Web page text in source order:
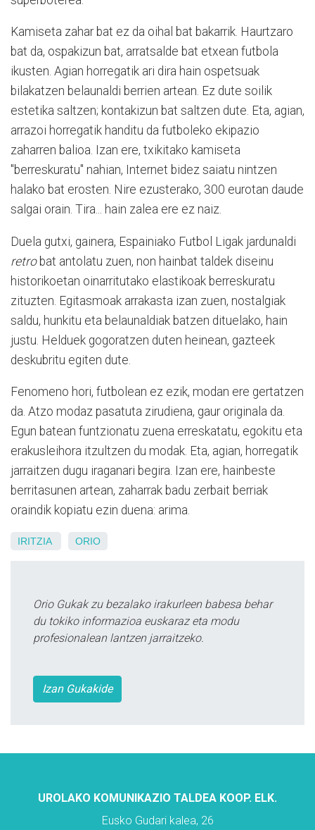
Kamiseta zahar bat ez da oihal bat bakarrik. Haurtzaro
bat da, ospakizun bat, arratsalde bat etxean futbola
ikusten. Agian horregatik ari dira hain ospetsuak
bilakatzen belaunaldi berrien artean. Ez dute soilik
estetika saltzen; kontakizun bat saltzen dute. Eta, agian,
arrazoi horregatik handitu da futboleko ekipazio
zaharren balioa. Izan ere, txikitako kamiseta
"berreskuratu" nahian, Internet bidez saiatu nintzen
halako bat erosten. Nire ezusterako, 300 eurotan daude
salgai orain. Tira... hain zalea ere ez naiz.
Duela gutxi, gainera, Espainiako Futbol Ligak jardunaldi
retrobat antolatu zuen, non hainbat taldek diseinu
historikoetan oinarritutako elastikoak berreskuratu
zituzten. Egitasmoak arrakasta izan zuen, nostalgiak
saldu, hunkitu eta belaunaldiak batzen dituelako, hain
justu. Helduek gogoratzen duten heinean, gazteek
deskubritu egiten dute.
Fenomeno hori, futbolean ez ezik, modan ere gertatzen
da. Atzo modaz pasatuta zirudiena, gaur originala da.
Egun batean funtzionatu zuena erreskatatu, egokitu eta
erakusleihora itzultzen du modak. Eta, agian, horregatik
jarraitzen dugu iraganari begira. Izan ere, hainbeste
berritasunen artean, zaharrak badu zerbait berriak
oraindik kopiatu ezin duena: arima.
IRITZIA ORIO
Orio Gukak zu bezalako irakurleen babesa behar
du tokiko informazioa euskaraz eta modu
profesionalean lantzen jarraitzeko.
Izan Gukakide
UROLAKO KOMUNIKAZIO TALDEA KOOP. ELK.
Eusko Gudari kalea, 26